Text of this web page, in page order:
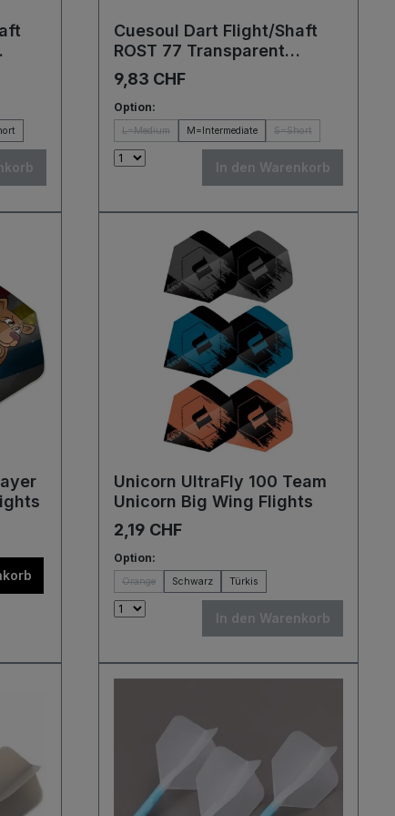
Cuesoul Dart Flight/Shaft
ROST 77 Transparent
Orange/Purple/Red Big
Wing Flights
9,83 CHF
Option:
L=Medium M=Intermediate S=Short
In den Warenkorb
Unicorn UltraFly 100 Team
Unicorn Big Wing Flights
2,19 CHF
Option:
Orange Schwarz Türkis
In den Warenkorb